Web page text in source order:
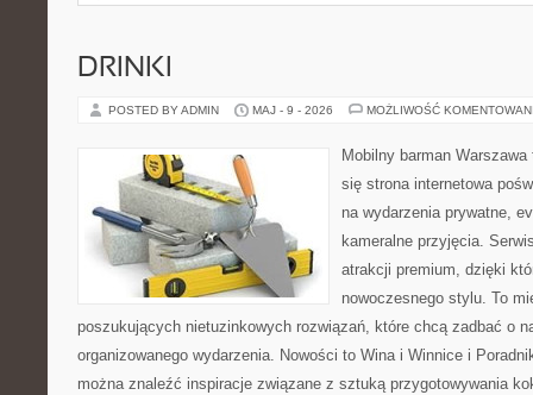
DRINKI
POSTED BY ADMIN MAJ - 9 - 2026 MOŻLIWOŚĆ
Mobilny barman
się strona internetowa
na wydarzenia prywatne,
kameralne przyjęcia.
atrakcji premium, dzięki
nowoczesnego stylu. To
poszukujących nietuzinkowych rozwiązań, które chcą zadbać o
organizowanego wydarzenia. Nowości to Wina i Winnice i
można znaleźć inspiracje związane z sztuką przygotowywania